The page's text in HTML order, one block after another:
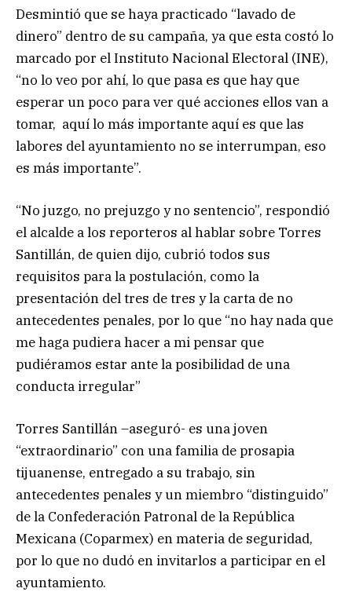
Desmintió que se haya practicado “lavado de
dinero” dentro de su campaña, ya que esta costó lo
marcado por el Instituto Nacional Electoral (INE),
“no lo veo por ahí, lo que pasa es que hay que
esperar un poco para ver qué acciones ellos van a
tomar, aquí lo más importante aquí es que las
labores del ayuntamiento no se interrumpan, eso
es más importante”.
“No juzgo, no prejuzgo y no sentencio”, respondió
el alcalde a los reporteros al hablar sobre Torres
Santillán, de quien dijo, cubrió todos sus
requisitos para la postulación, como la
presentación del tres de tres y la carta de no
antecedentes penales, por lo que “no hay nada que
me haga pudiera hacer a mi pensar que
pudiéramos estar ante la posibilidad de una
conducta irregular”
Torres Santillán –aseguró- es una joven
“extraordinario” con una familia de prosapia
tijuanense, entregado a su trabajo, sin
antecedentes penales y un miembro “distinguido”
de la Confederación Patronal de la República
Mexicana (Coparmex) en materia de seguridad,
por lo que no dudó en invitarlos a participar en el
ayuntamiento.